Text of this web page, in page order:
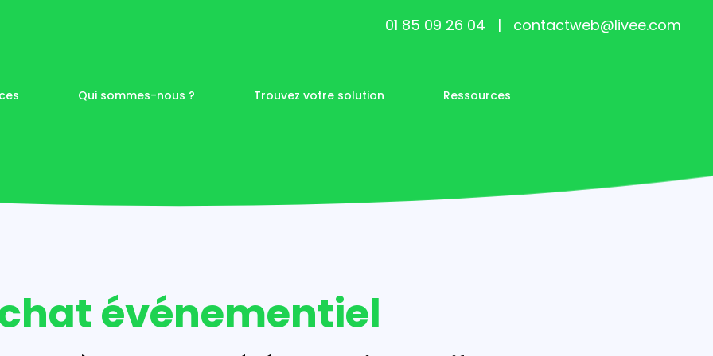
01 85 09 26 04 | contactweb@livee.com
Nantes
Qui sommes-nous ? Trouvez votre solution Ressources
événementiel